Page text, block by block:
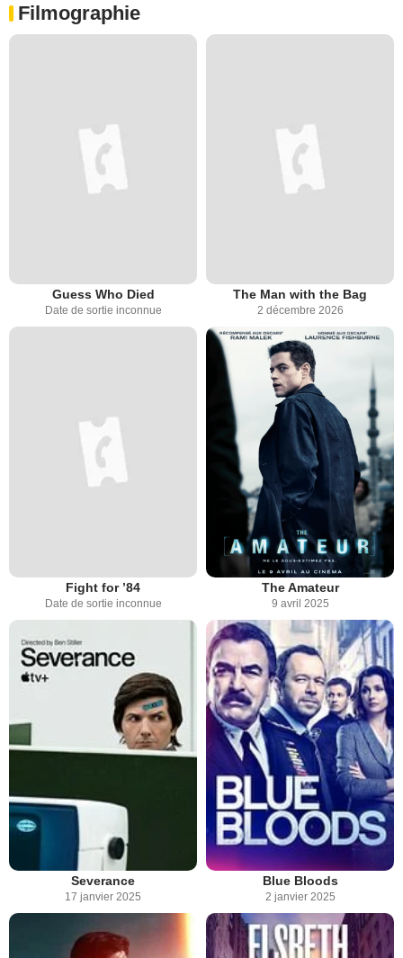
Filmographie
Guess Who Died
Date de sortie inconnue
The Man with the Bag
2 décembre 2026
Fight for ’84
Date de sortie inconnue
The Amateur
9 avril 2025
Severance
17 janvier 2025
Blue Bloods
2 janvier 2025